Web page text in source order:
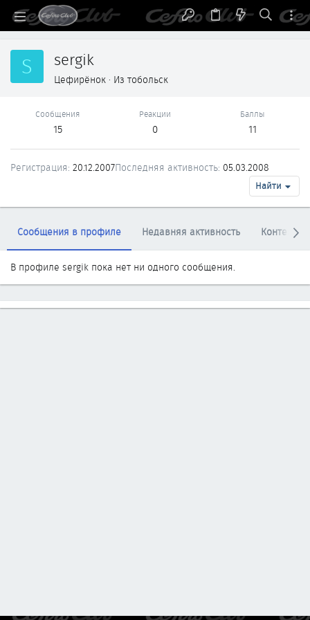
S sergik
Цефирёнок · Из тобольск
Сообщения
15
Реакции
0
Баллы
11
Регистрация 20.12.2007Последняя активность 05.03.2008
Найти
Сообщения в профиле Недавняя активность Контент
В профиле sergik пока нет ни одного сообщения.